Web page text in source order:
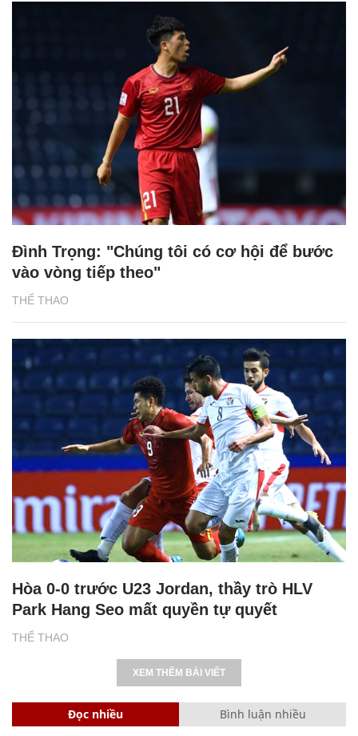
THỂ THAO
Đình Trọng: "Chúng tôi có cơ hội để bước
vào vòng tiếp theo"
THỂ THAO
Hòa 0-0 trước U23 Jordan, thầy trò HLV
Park Hang Seo mất quyền tự quyết
XEM THÊM BÀI VIẾT
Đọc nhiều Bình luận nhiều